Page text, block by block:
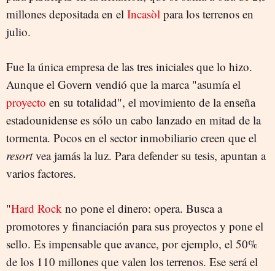
millones depositada en el Incasòl para los terrenos en
julio.
Fue la única empresa de las tres iniciales que lo hizo.
Aunque el Govern vendió que la marca "asumía el
proyecto en su totalidad", el movimiento de la enseña
estadounidense es sólo un cabo lanzado en mitad de la
tormenta. Pocos en el sector inmobiliario creen que el
resortvea jamás la luz. Para defender su tesis, apuntan a
varios factores.
"Hard Rock no pone el dinero: opera. Busca a
promotores y financiación para sus proyectos y pone el
sello. Es impensable que avance, por ejemplo, el 50%
de los 110 millones que valen los terrenos. Ese será el